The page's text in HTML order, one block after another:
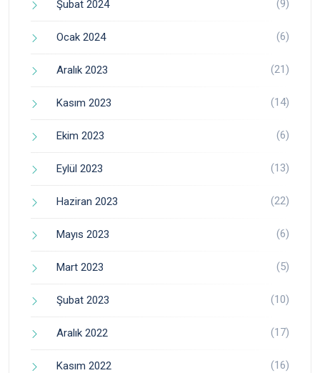
Şubat 2024 (9)
Ocak 2024 (6)
Aralık 2023 (21)
Kasım 2023 (14)
Ekim 2023 (6)
Eylül 2023 (13)
Haziran 2023 (22)
Mayıs 2023 (6)
Mart 2023 (5)
Şubat 2023 (10)
Aralık 2022 (17)
Kasım 2022 (16)